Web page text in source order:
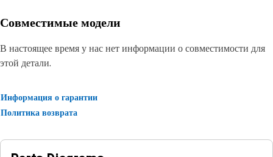
Совместимые модели
В настоящее время у нас нет информации о совместимости для
этой детали.
Информация о гарантии
Политика возврата